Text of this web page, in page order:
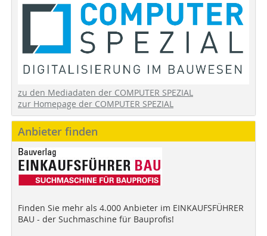
zu den Mediadaten der COMPUTER SPEZIAL
zur Homepage der COMPUTER SPEZIAL
Anbieter finden
Finden Sie mehr als 4.000 Anbieter im EINKAUFSFÜHRER
BAU - der Suchmaschine für Bauprofis!